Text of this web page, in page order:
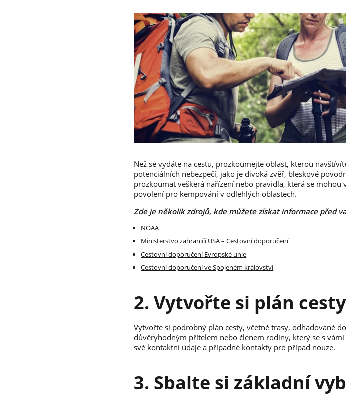
Než se vydáte na cestu, prozkoumejte oblast, kterou
potenciálních nebezpečí, jako je divoká zvěř, bleskové
prozkoumat veškerá nařízení nebo pravidla, která se
povolení pro kempování v odlehlých oblastech.
Zde je několik zdrojů, kde můžete získat informace před
NOAA
Ministerstvo zahraničí USA – Cestovní doporučení
Cestovní doporučení Evropské unie
Cestovní doporučení ve Spojeném království
2. Vytvořte si plán
Vytvořte si podrobný plán cesty, včetně trasy, odhadované
důvěryhodným přítelem nebo členem rodiny, který se s
své kontaktní údaje a případné kontakty pro případ nouze.
3. Sbalte si základní